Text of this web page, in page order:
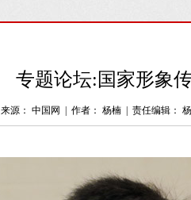
专题论坛:国家形象
来源： 中国网 作者： 杨楠 责任编辑：